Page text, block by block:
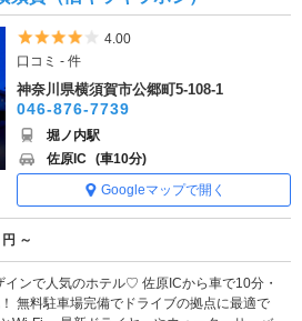
5つ星のうち4
4.00
口コミ - 件
神奈川県横須賀市公郷町5-108-1
046-876-7739
堀ノ内駅
佐原IC (車10分)
Googleマップで開く
～
ンで人気のホテル♡ 佐原ICから車で10分・
無料駐車場完備でドライブの拠点に最適で